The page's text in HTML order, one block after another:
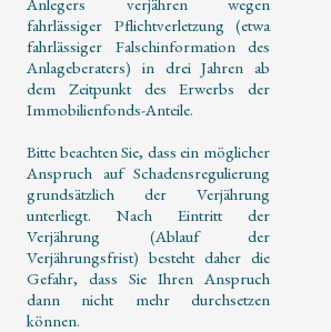
fahrlässiger Pflichtverletzung (etwa
fahrlässiger Falschinformation des
Anlageberaters) in drei Jahren ab
dem Zeitpunkt des Erwerbs der
Immobilienfonds-Anteile.
Bitte beachten Sie, dass ein möglicher
Anspruch auf Schadensregulierung
grundsätzlich der Verjährung
unterliegt. Nach Eintritt der
Verjährung (Ablauf der
Verjährungsfrist) besteht daher die
Gefahr, dass Sie Ihren Anspruch
dann nicht mehr durchsetzen
können.